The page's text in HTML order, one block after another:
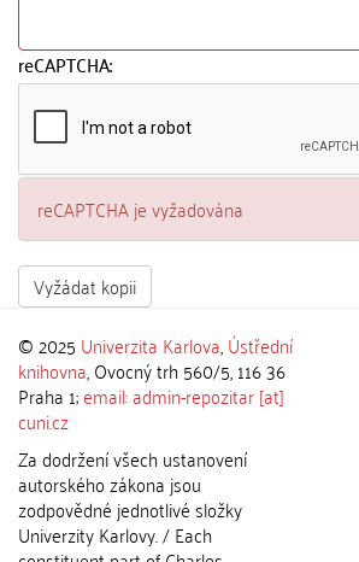
reCAPTCHA:
reCAPTCHA je vyžadována
Vyžádat kopii
© 2025 Univerzita Karlova,Ústřední
knihovna, Ovocný trh 560/5, 116 36
Praha 1;email: admin-repozitar [at]
cuni.cz
Za dodržení všech ustanovení
autorského zákona jsou
zodpovědné jednotlivé složky
Univerzity Karlovy. / Each